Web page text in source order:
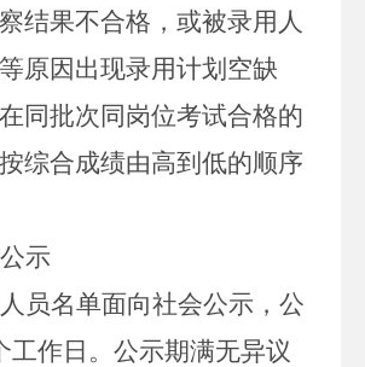
结果不合格，或被录用人
原因出现录用计划空缺
同批次同岗位考试合格的
综合成绩由高到低的顺序
示
员名单面向社会公示，公
工作日。公示期满无异议